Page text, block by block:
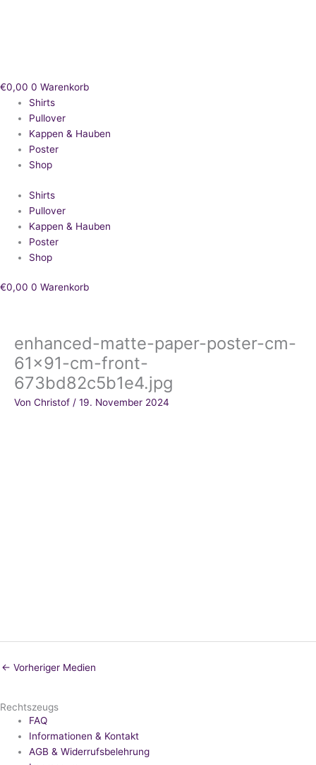
€0,00 0 Warenkorb
Shirts
Pullover
Kappen & Hauben
Poster
Shop
Shirts
Pullover
Kappen & Hauben
Poster
Shop
€0,00 0 Warenkorb
enhanced-matte-paper-poster-cm-
61×91-cm-front-
673bd82c5b1e4.jpg
Von Christof / 19. November 2024
← Vorheriger Medien
Rechtszeugs
FAQ
Informationen & Kontakt
AGB & Widerrufsbelehrung